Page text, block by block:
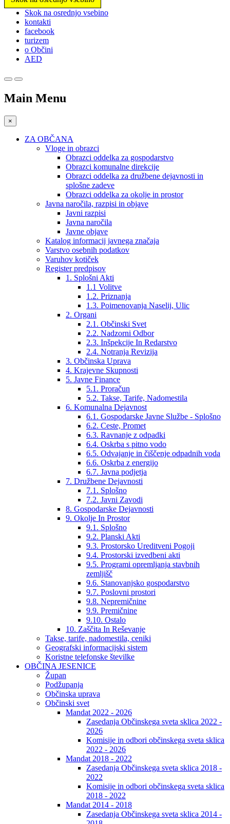
Prosimo,
upoštevajte:
spletno
mesto
vključuje
sistem
Skok na osrednjo vsebino
kontakti
facebook
turizem
o Občini
AED
Main Menu
×
ZA OBČANA
Vloge in obrazci
Obrazci oddelka za gospodarstvo
Obrazci komunalne direkcije
Obrazci oddelka za družbene dejavnosti in
splošne zadeve
Obrazci oddelka za okolje in prostor
Javna naročila, razpisi in objave
Javni razpisi
Javna naročila
Javne objave
Katalog informacij javnega značaja
Varstvo osebnih podatkov
Varuhov kotiček
Register predpisov
1. Splošni Akti
1.1 Volitve
1.2. Priznanja
1.3. Poimenovanja Naselij, Ulic
2. Organi
2.1. Občinski Svet
2.2. Nadzorni Odbor
2.3. Inšpekcije In Redarstvo
2.4. Notranja Revizija
3. Občinska Uprava
4. Krajevne Skupnosti
5. Javne Finance
5.1. Proračun
5.2. Takse, Tarife, Nadomestila
6. Komunalna Dejavnost
6.1. Gospodarske Javne Službe - Splošno
6.2. Ceste, Promet
6.3. Ravnanje z odpadki
6.4. Oskrba s pitno vodo
6.5. Odvajanje in čiščenje odpadnih voda
6.6. Oskrba z energijo
6.7. Javna podjetja
7. Družbene Dejavnosti
7.1. Splošno
7.2. Javni Zavodi
8. Gospodarske Dejavnosti
9. Okolje In Prostor
9.1. Splošno
9.2. Planski Akti
9.3. Prostorsko Ureditveni Pogoji
9.4. Prostorski izvedbeni akti
9.5. Programi opremljanja stavbnih
zemljišč
9.6. Stanovanjsko gospodarstvo
9.7. Poslovni prostori
9.8. Nepremičnine
9.9. Premičnine
9.10. Ostalo
10. Zaščita In Reševanje
Takse, tarife, nadomestila, ceniki
Geografski informacijski sistem
Koristne telefonske številke
OBČINA JESENICE
Župan
Podžupanja
Občinska uprava
Občinski svet
Mandat 2022 - 2026
Zasedanja Občinskega sveta sklica 2022 -
2026
Komisije in odbori občinskega sveta sklica
2022 - 2026
Mandat 2018 - 2022
Zasedanja Občinskega sveta sklica 2018 -
2022
Komisije in odbori občinskega sveta sklica
2018 - 2022
Mandat 2014 - 2018
Zasedanja Občinskega sveta sklica 2014 -